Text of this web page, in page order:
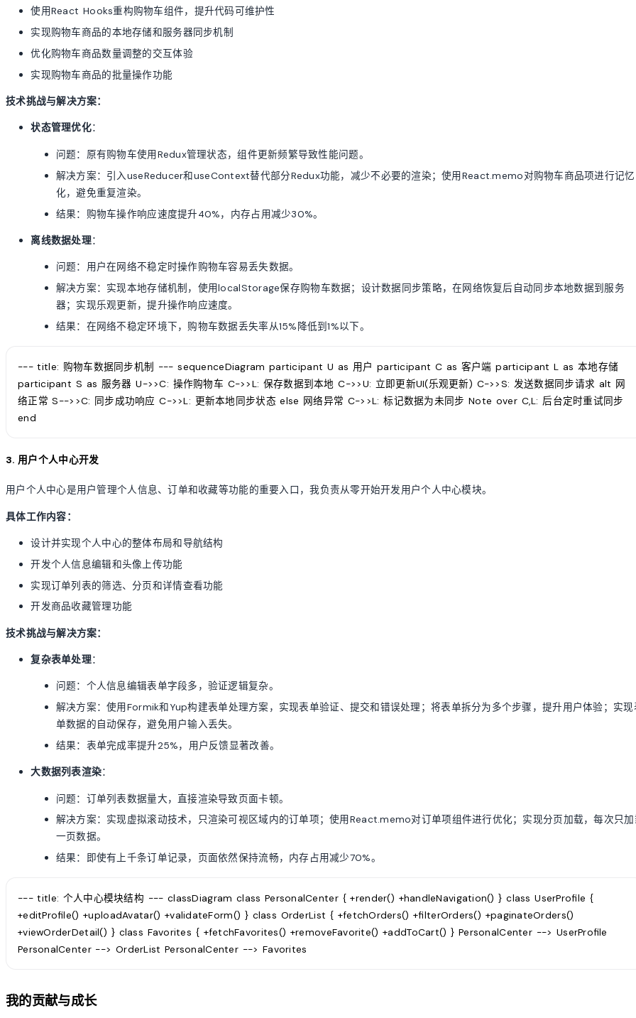
使用React Hooks重构购物车组件，提升代码可维护性
实现购物车商品的本地存储和服务器同步机制
优化购物车商品数量调整的交互体验
实现购物车商品的批量操作功能
技术挑战与解决方案：
状态管理优化：
问题：原有购物车使用Redux管理状态，组件更新频繁导致性能问题。
解决方案：引入useReducer和useContext替代部分Redux功能，减少不必要的渲染；使用React.memo对购物车商品项进行记忆
化，避免重复渲染。
结果：购物车操作响应速度提升40%，内存占用减少30%。
离线数据处理：
问题：用户在网络不稳定时操作购物车容易丢失数据。
解决方案：实现本地存储机制，使用localStorage保存购物车数据；设计数据同步策略，在网络恢复后自动同步本地数据到服务
器；实现乐观更新，提升操作响应速度。
结果：在网络不稳定环境下，购物车数据丢失率从15%降低到1%以下。
--- title: 购物车数据同步机制 --- sequenceDiagram participant U as 用户 participant C as 客户端 participant L as 本地存储
participant S as 服务器 U->>C: 操作购物车 C->>L: 保存数据到本地 C->>U: 立即更新UI(乐观更新) C->>S: 发送数据同步请求 alt 网
络正常 S-->>C: 同步成功响应 C->>L: 更新本地同步状态 else 网络异常 C->>L: 标记数据为未同步 Note over C,L: 后台定时重试同步
end
3. 用户个人中心开发
用户个人中心是用户管理个人信息、订单和收藏等功能的重要入口，我负责从零开始开发用户个人中心模块。
具体工作内容：
设计并实现个人中心的整体布局和导航结构
开发个人信息编辑和头像上传功能
实现订单列表的筛选、分页和详情查看功能
开发商品收藏管理功能
技术挑战与解决方案：
复杂表单处理：
问题：个人信息编辑表单字段多，验证逻辑复杂。
解决方案：使用Formik和Yup构建表单处理方案，实现表单验证、提交和错误处理；将表单拆分为多个步骤，提升用户体验；实现
单数据的自动保存，避免用户输入丢失。
结果：表单完成率提升25%，用户反馈显著改善。
大数据列表渲染：
问题：订单列表数据量大，直接渲染导致页面卡顿。
解决方案：实现虚拟滚动技术，只渲染可视区域内的订单项；使用React.memo对订单项组件进行优化；实现分页加载，每次只
一页数据。
结果：即使有上千条订单记录，页面依然保持流畅，内存占用减少70%。
--- title: 个人中心模块结构 --- classDiagram class PersonalCenter { +render() +handleNavigation() } class UserProfile {
+editProfile() +uploadAvatar() +validateForm() } class OrderList { +fetchOrders() +filterOrders() +paginateOrders()
+viewOrderDetail() } class Favorites { +fetchFavorites() +removeFavorite() +addToCart() } PersonalCenter --> UserProfile
PersonalCenter --> OrderList PersonalCenter --> Favorites
我的贡献与成长